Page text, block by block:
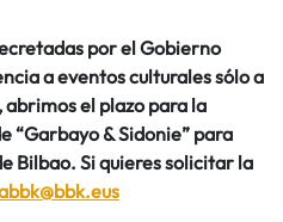
por el Gobierno
a eventos culturales sólo a
el plazo para la
“Garbayo & Sidonie” para
Bilbao. Si quieres solicitar la